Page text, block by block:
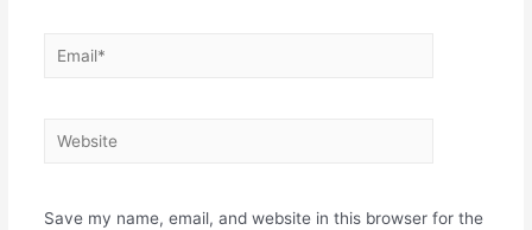
Email*
Website
Save my name, email, and website in this browser for the